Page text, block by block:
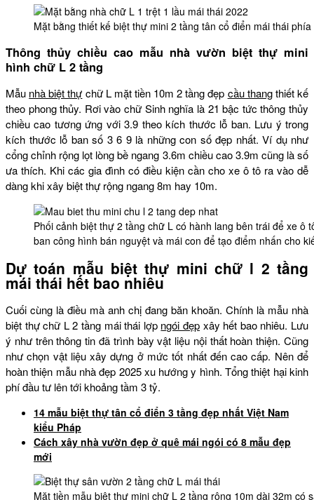
Mặt bằng thiết kế biệt thự mini 2 tầng tân cổ điển mái thái phía
Thông thủy chiều cao mẫu nhà vườn biệt thự mini
hình chữ L 2 tầng
Mẫu nhà biệt thự chữ L mặt tiền 10m 2 tầng đẹp cầu thangthiết kế
theo phong thủy. Rơi vào chữ Sinh nghĩa là 21 bậc tức thông thủy
chiều cao tương ứng với 3.9 theo kích thước lỗ ban. Lưu ý trong
kích thước lỗ ban số 3 6 9 là những con số đẹp nhất. Ví dụ như
cổng chỉnh rộng lọt lòng bề ngang 3.6m chiều cao 3.9m cũng là số
ưa thích. Khi các gia đình có điều kiện cần cho xe ô tô ra vào dễ
dàng khi xây biệt thự rộng ngang 8m hay 10m.
Phối cảnh biệt thự 2 tầng chữ L có hành lang bên trái để xe ô
ban công hình bán nguyệt và mái con để tạo điểm nhấn cho
Dự toán mẫu biệt thự mini chữ l 2 tầng
mái thái hết bao nhiêu
Cuối cùng là điều mà anh chị đang băn khoăn. Chính là mẫu nhà
biệt thự chữ L 2 tầng mái thái lợp ngói đẹp xây hết bao nhiêu. Lưu
ý như trên thông tin đã trình bày vật liệu nội thất hoàn thiện. Cũng
như chọn vật liệu xây dựng ở mức tốt nhất đến cao cấp. Nên để
hoàn thiện mẫu nhà đẹp 2025 xu hướng y hình. Tổng thiệt hại kinh
phí đầu tư lên tới khoảng tầm 3 tỷ.
14 mẫu biệt thự tân cổ điển 3 tầng đẹp nhất Việt Nam
kiểu Pháp
Cách xây nhà vườn đẹp ở quê mái ngói có 8 mẫu đẹp
mới
Mặt tiền mẫu biệt thự mini chữ L 2 tầng rộng 10m dài 32m có